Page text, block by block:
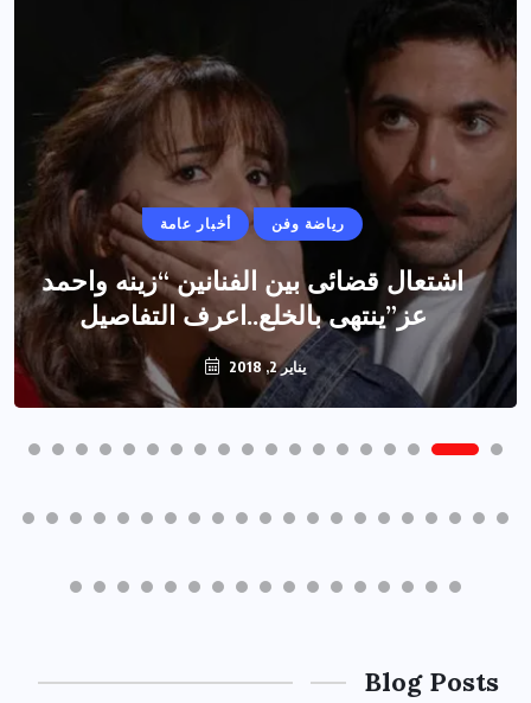
أخبار عامة رياضة وفن
اشتعال قضائى بين الفنانين “زينه واحمد
عز”ينتهى بالخلع..اعرف التفاصيل
يناير 2, 2018
Blog Posts